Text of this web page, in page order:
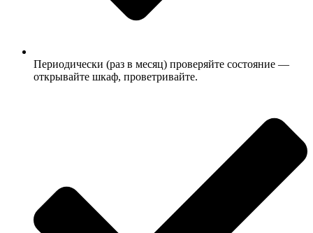
Периодически (раз в месяц) проверяйте состояние —
открывайте шкаф, проветривайте.